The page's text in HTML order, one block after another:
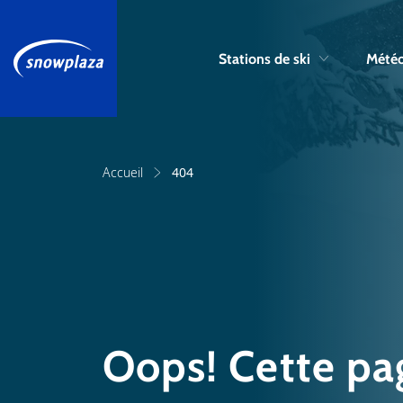
Stations de ski
Accueil 404
Oops! Cette